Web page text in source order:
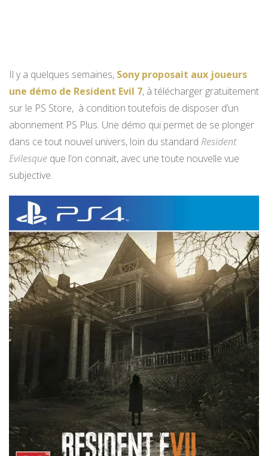
Il y a quelques semaines, Sony proposait aux joueurs
une démo de Resident Evil 7, à télécharger gratuitement
sur le PS Store, à condition toutefois de disposer d’un
abonnement PS Plus. Une démo qui permet de se plonger
dans ce tout nouvel univers, loin du standard Resident
Evilesque que l’on connait, avec une toute nouvelle vue
subjective.